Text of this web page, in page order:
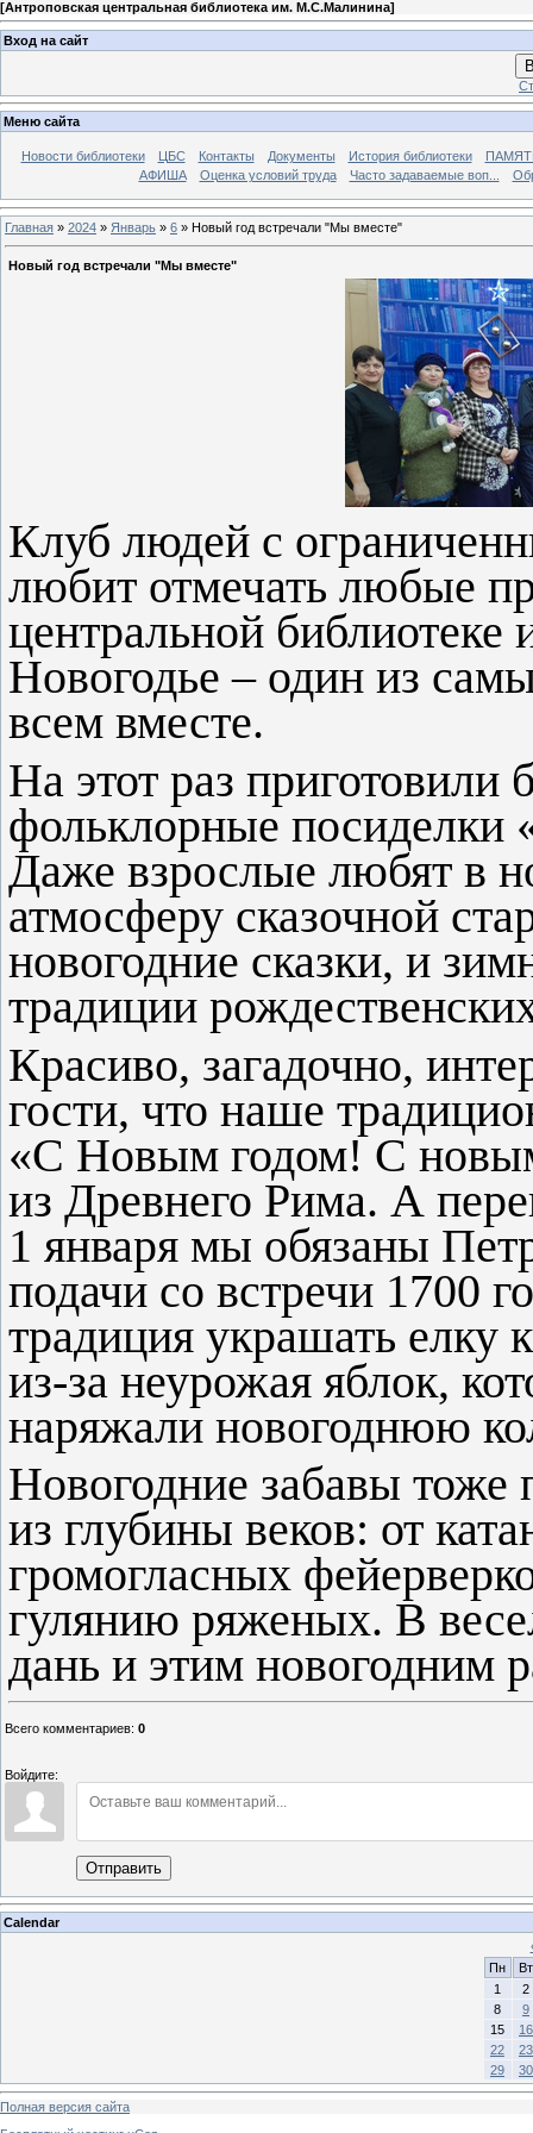
[Антроповская центральная библиотека им. М.С.Малинина]
Вход на сайт
Меню сайта
Новости библиотеки ЦБС Контакты Документы История библиотеки
АФИША
Оценка условий труда Часто задаваемые воп...
Главная » 2024 » Январь » 6 » Новый год встречали "Мы вместе"
Новый год встречали "Мы вместе"
Клуб людей с
любит отмечать любые
центральной
Новогодье – один из
всем вместе.
На этот раз приготовили
фольклорные посиделки
Даже взрослые любят в
атмосферу сказочной
новогодние сказки, и
традиции
Красиво, загадочно,
гости, что наше
«С Новым годом! С
из Древнего Рима. А
1 января мы обязаны
подачи со встречи 1700
традиция украшать
из-за неурожая яблок,
наряжали новогоднюю
Новогодние забавы
из глубины веков: от
громогласных
гулянию ряженых. В
дань и этим новогодним
Всего комментариев: 0
Войдите:
Отправить
Calendar
Пн
Вт
1
2
8
9
15
16
22
23
29
30
Полная версия сайта